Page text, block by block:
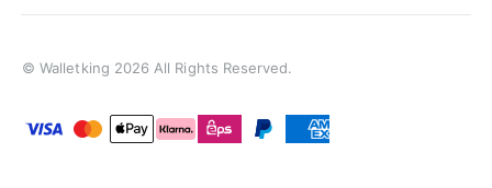
© Walletking 2026 All Rights Reserved.